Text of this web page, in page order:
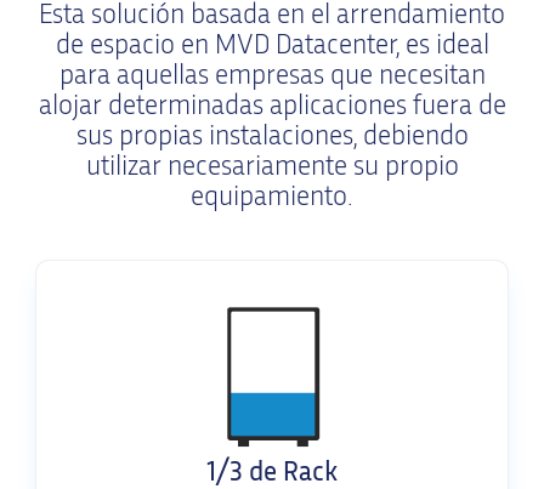
Esta solución basada en el arrendamiento
de espacio en MVD Datacenter, es ideal
para aquellas empresas que necesitan
alojar determinadas aplicaciones fuera de
sus propias instalaciones, debiendo
utilizar necesariamente su propio
equipamiento.
1/3 de Rack